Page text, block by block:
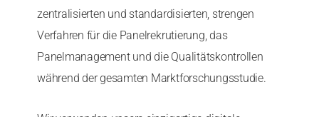
zentralisierten und standardisierten, strengen
Verfahren für die Panelrekrutierung, das
Panelmanagement und die Qualitätskontrollen
während der gesamten Marktforschungsstudie.